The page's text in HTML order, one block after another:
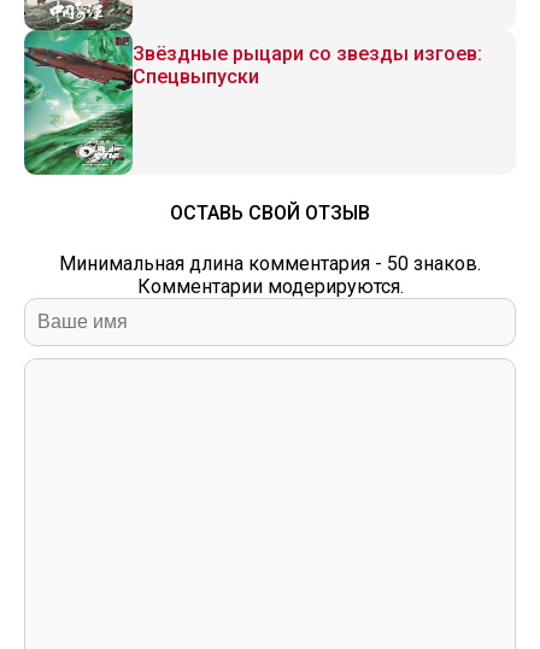
Звёздные рыцари со звезды изгоев:
Спецвыпуски
ОСТАВЬ СВОЙ ОТЗЫВ
Минимальная длина комментария - 50 знаков.
Комментарии модерируются.